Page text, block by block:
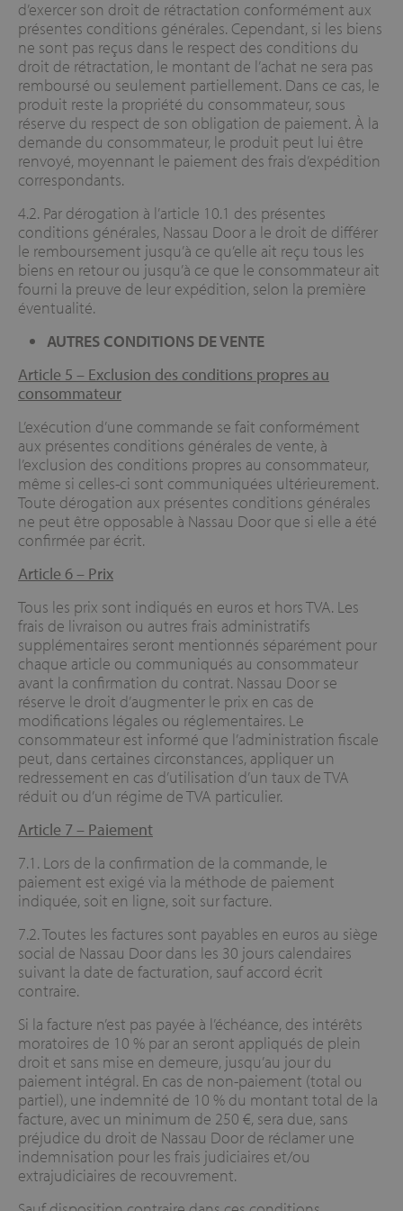
d’exercer son droit de rétractation conformément aux
présentes conditions générales. Cependant, si les biens
ne sont pas reçus dans le respect des conditions du
droit de rétractation, le montant de l’achat ne sera pas
remboursé ou seulement partiellement. Dans ce cas, le
produit reste la propriété du consommateur, sous
réserve du respect de son obligation de paiement. À la
demande du consommateur, le produit peut lui être
renvoyé, moyennant le paiement des frais d’expédition
correspondants.
4.2. Par dérogation à l’article 10.1 des présentes
conditions générales, Nassau Door a le droit de différer
le remboursement jusqu’à ce qu’elle ait reçu tous les
biens en retour ou jusqu’à ce que le consommateur ait
fourni la preuve de leur expédition, selon la première
éventualité.
AUTRES CONDITIONS DE VENTE
Article 5 – Exclusion des conditions propres au
consommateur
L’exécution d’une commande se fait conformément
aux présentes conditions générales de vente, à
l’exclusion des conditions propres au consommateur,
même si celles-ci sont communiquées ultérieurement.
Toute dérogation aux présentes conditions générales
ne peut être opposable à Nassau Door que si elle a été
confirmée par écrit.
Article 6 – Prix
Tous les prix sont indiqués en euros et hors TVA. Les
frais de livraison ou autres frais administratifs
supplémentaires seront mentionnés séparément pour
chaque article ou communiqués au consommateur
avant la confirmation du contrat. Nassau Door se
réserve le droit d’augmenter le prix en cas de
modifications légales ou réglementaires. Le
consommateur est informé que l’administration fiscale
peut, dans certaines circonstances, appliquer un
redressement en cas d’utilisation d’un taux de TVA
réduit ou d’un régime de TVA particulier.
Article 7 – Paiement
7.1. Lors de la confirmation de la commande, le
paiement est exigé via la méthode de paiement
indiquée, soit en ligne, soit sur facture.
7.2. Toutes les factures sont payables en euros au siège
social de Nassau Door dans les 30 jours calendaires
suivant la date de facturation, sauf accord écrit
contraire.
Si la facture n’est pas payée à l’échéance, des intérêts
moratoires de 10 % par an seront appliqués de plein
droit et sans mise en demeure, jusqu’au jour du
paiement intégral. En cas de non-paiement (total ou
partiel), une indemnité de 10 % du montant total de la
facture, avec un minimum de 250 €, sera due, sans
préjudice du droit de Nassau Door de réclamer une
indemnisation pour les frais judiciaires et/ou
extrajudiciaires de recouvrement.